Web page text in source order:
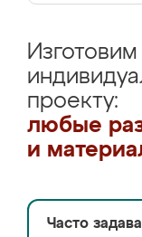
проекту:
любые
и
Часто